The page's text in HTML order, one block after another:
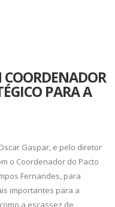
PARA A
Gaspar, e pelo diretor
o Coordenador do Pacto
Fernandes, para
importantes para a
a escassez de